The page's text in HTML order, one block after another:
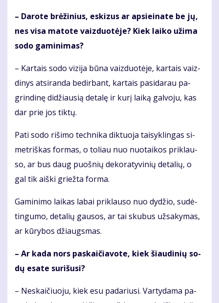
– Da­ro­te brė­ži­nius, es­ki­zus ar ap­si­ei­na­te be jų,
nes vi­sa ma­to­te vaiz­duo­tė­je? Kiek lai­ko už­ima
so­do ga­mi­ni­mas?
– Kar­tais so­do vi­zi­ja bū­na vaiz­duo­tė­je, kar­tais vaiz­
di­nys at­si­ran­da be­dir­bant, kar­tais pa­si­da­rau pa­
grin­di­nę di­džiau­sią de­ta­lę ir ku­rį lai­ką gal­vo­ju, kas
dar prie jos tik­tų.
Pa­ti so­do ri­ši­mo tech­ni­ka dik­tuo­ja tai­syk­lin­gas si­
met­riš­kas for­mas, o to­liau nuo nuo­tai­kos pri­klau­
so, ar bus daug puoš­nių de­ko­ra­ty­vi­nių de­ta­lių, o
gal tik aiš­ki griež­ta for­ma.
Ga­mi­ni­mo lai­kas la­bai pri­klau­so nuo dy­džio, su­dė­
tin­gu­mo, de­ta­lių gau­sos, ar tai sku­bus už­sa­ky­mas,
ar kū­ry­bos džiaugs­mas.
– Ar ka­da nors pa­skai­čia­vo­te, kiek šiau­di­nių so­
dų esa­te su­ri­šu­si?
– Ne­skai­čiuo­ju, kiek esu pa­da­riu­si. Var­ty­da­ma pa­